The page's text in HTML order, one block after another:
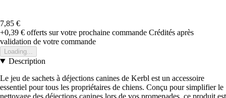
7,85 €
+0,39 € offerts sur votre prochaine commande Crédités après
validation de votre commande
Loading...
Description
Le jeu de sachets à déjections canines de Kerbl est un accessoire
essentiel pour tous les propriétaires de chiens. Conçu pour simplifier le
nettoyage des déjections canines lors de vos promenades, ce produit est